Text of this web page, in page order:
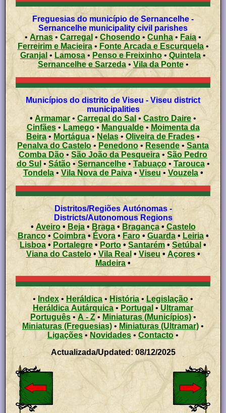
Freguesias do município de Sernancelhe -
Sernancelhe municipality civil parishes
•Arnas •Carregal • Chosendo • Cunha • Faia •
Ferreirim e Macieira• Fonte Arcada e Escurquela•
Granjal • Lamosa • Penso e Freixinho • Quintela •
Sernancelhe e Sarzeda• Vila da Ponte•
Municípios do distrito de Viseu - Viseu district
municipalities
• Armamar • Carregal do Sal• Castro Daire •
Cinfães• Lamego•Mangualde• Moimenta da
Beira• Mortágua • Nelas• Oliveira de Frades•
Penalva do Castelo • Penedono • Resende • Santa
Comba Dão • São João da Pesqueira •São Pedro
do Sul • Sátão• Sernancelhe• Tabuaço• Tarouca•
Tondela• Vila Nova de Paiva• Viseu • Vouzela •
Distritos/Regiões Autónomas -
Districts/Autonomous Regions
• Aveiro• Beja• Braga• Bragança•Castelo
Branco• Coimbra• Évora• Faro• Guarda• Leiria•
Lisboa • Portalegre • Porto •Santarém• Setúbal •
Viana do Castelo•Vila Real • Viseu • Açores •
Madeira •
• Index •Heráldica • História • Legislação •
Heráldica Autárquica • Portugal • Ultramar
Português• A - Z• Miniaturas (Municípios)•
Miniaturas (Freguesias) • Miniaturas (Ultramar) •
Ligações •Novidades • Contacto •
Actualizada/Updated: 08/12/2025